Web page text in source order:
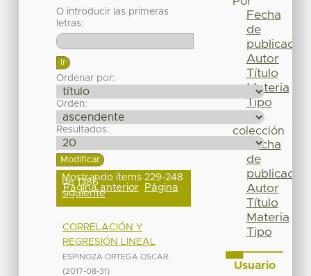
O introducir las primeras
letras:
Ordenar por:
Orden:
Resultados:
Mostrando ítems 229-248
de 1386
Página anterior Página
siguiente
CORRELACIÓN Y
REGRESIÓN LINEAL
ESPINOZA ORTEGA OSCAR
(2017-08-31)
Fecha
de
publicación
Autor
Título
Materia
Tipo
colección
Fecha
de
publicación
Autor
Título
Materia
Tipo
Usuario